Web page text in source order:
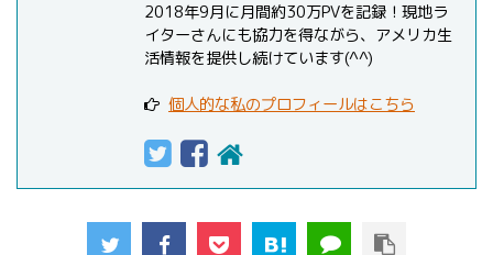
2018年9月に月間約30万PVを記録！現地ラ
イターさんにも協力を得ながら、アメリカ生
活情報を提供し続けています(^^)
個人的な私のプロフィールはこちら